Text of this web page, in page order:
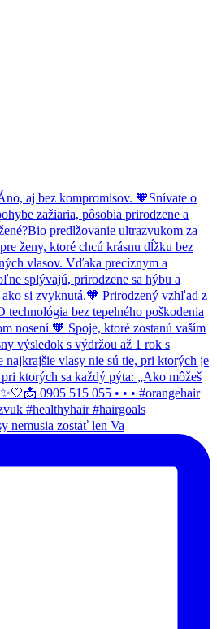
nemusia zostať len Va